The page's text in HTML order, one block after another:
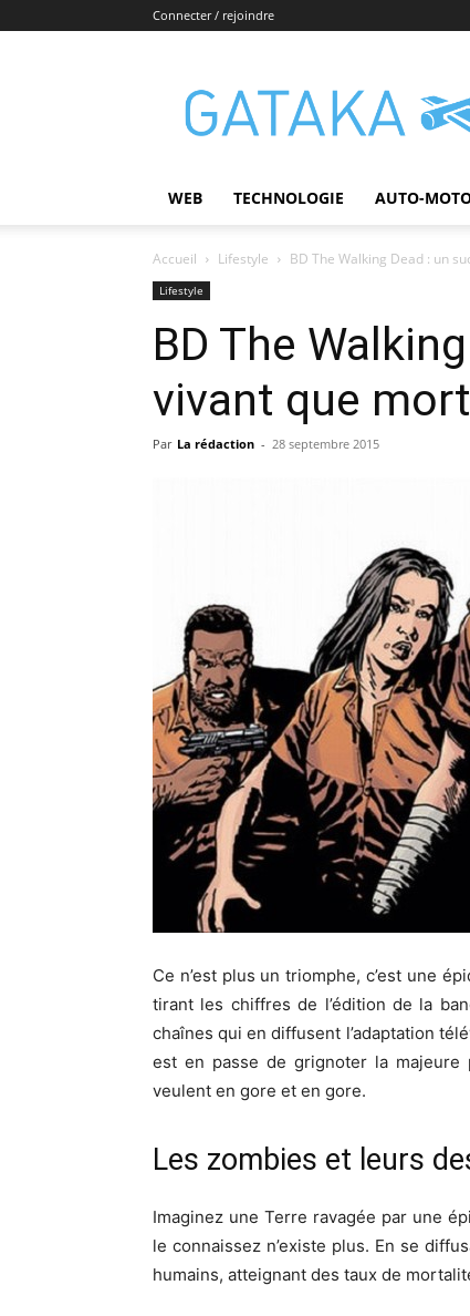
Connecter / rejoindre
WEB TECHNOLOGIE AUTO-
Accueil Lifestyle BD The Walking Dead : un
Lifestyle
BD The
vivant que mort
Par La rédaction - 28 septembre 2015
Ce n’est plus un triomphe, c’est une
tirant les chiffres de l’édition de la
chaînes qui en diffusent l’adaptation
est en passe de grignoter la
veulent en gore et en gore.
Les zombies et leurs
Imaginez une Terre ravagée par une
le connaissez n’existe plus. En se
humains, atteignant des taux de